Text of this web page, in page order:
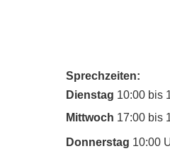
Sprechzeiten:
Dienstag 10:00 bis
Mittwoch 17:00 bis
Donnerstag 10:00